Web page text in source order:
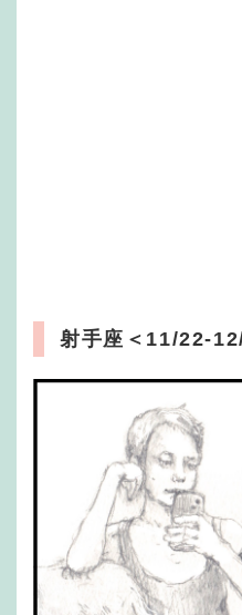
射手座 ＜11/22-